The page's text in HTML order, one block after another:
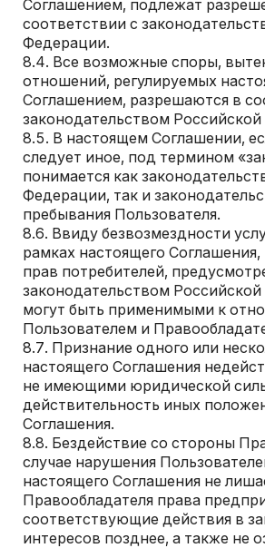
Соглашением, подлежат
соответствии с
Федерации.
Все возможные споры,
отношений, регулируемых
Соглашением, разрешаются в
законодательством
В настоящем Соглашении,
следует иное, под термином
понимается как
Федерации, так и
пребывания Пользователя.
Ввиду безвозмездности
рамках настоящего
прав потребителей,
законодательством
могут быть применимыми к
Пользователем и
Признание одного или
настоящего Соглашения
не имеющими юридической
действительность иных
Соглашения.
Бездействие со стороны
случае нарушения
настоящего Соглашения не
Правообладателя права
соответствующие действия в
интересов позднее, а также не